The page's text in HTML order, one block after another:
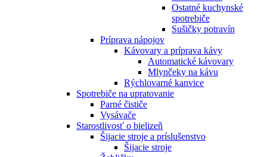
Ostatné kuchynské
spotrebiče
Sušičky potravín
Príprava nápojov
Kávovary a príprava kávy
Automatické kávovary
Mlynčeky na kávu
Rýchlovarné kanvice
Spotrebiče na upratovanie
Parné čističe
Vysávače
Starostlivosť o bielizeň
Šijacie stroje a príslušenstvo
Šijacie stroje